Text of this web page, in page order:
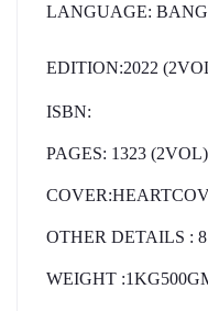
LANGUAGE:
EDITION:2022
ISBN:
PAGES: 1323 (2VOL)
OTHER DETAILS : 8
WEIGHT